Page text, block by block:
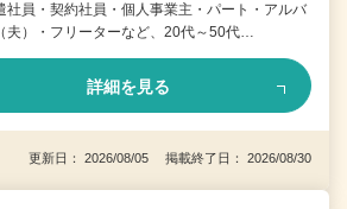
社員・契約社員・個人事業主・パート・アルバ
夫）・フリーターなど、20代～50代…
詳細を見る
更新日： 2026/08/05 掲載終了日： 2026/08/30